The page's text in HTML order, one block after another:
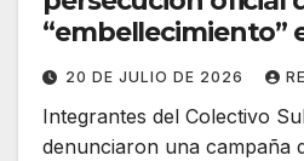
“embellecimiento”
20 DE JULIO DE 2026
Integrantes del Colectivo
denunciaron una campaña